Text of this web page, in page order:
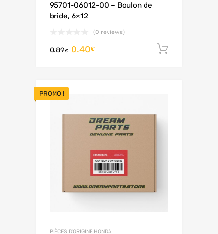
95701-06012-00 – Boulon de
bride, 6×12
(0 reviews)
0.89€ 0.40€
PROMO !
PIÈCES D'ORIGINE HONDA